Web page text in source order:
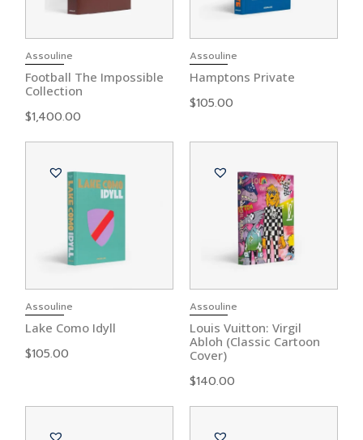
Assouline
Football The Impossible
Collection
$1,400.00
Assouline
Hamptons Private
$105.00
Assouline
Lake Como Idyll
$105.00
Assouline
Louis Vuitton: Virgil
Abloh (Classic Cartoon
Cover)
$140.00